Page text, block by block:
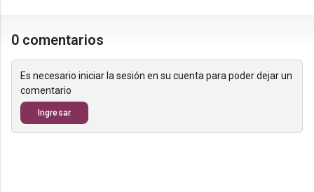
0 comentarios
Es necesario iniciar la sesión en su cuenta para poder dejar un
comentario
Ingresar